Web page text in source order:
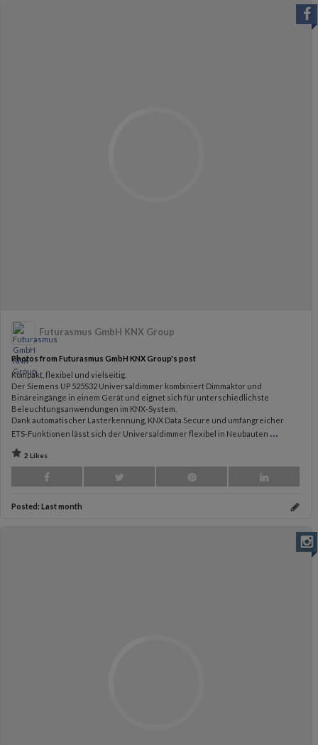
Futurasmus GmbH KNX Group
Photos from Futurasmus GmbH KNX Group's post
Kompakt, flexibel und vielseitig.
Der Siemens UP 525S32 Universaldimmer kombiniert Dimmaktor und
Binäreingänge in einem Gerät und eignet sich für unterschiedlichste
Beleuchtungsanwendungen im KNX-System.
Dank automatischer Lasterkennung, KNX Data Secure und umfangreicher
ETS-Funktionen lässt sich der Universaldimmer flexibel in Neubauten ...
2 Likes
Posted: Last month